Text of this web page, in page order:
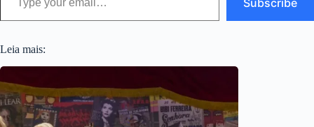
Subscribe
Leia mais: